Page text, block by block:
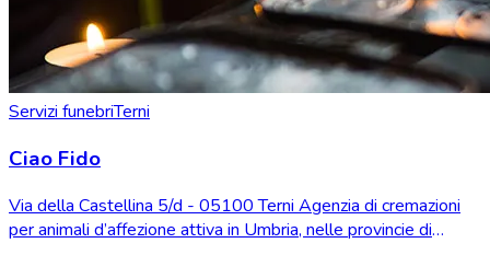
Servizi funebriTerni
Ciao Fido
Via della Castellina 5/d - 05100 Terni Agenzia di cremazioni
per animali d’affezione attiva in Umbria, nelle provincie di